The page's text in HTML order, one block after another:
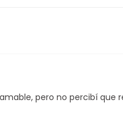
pero no percibí que